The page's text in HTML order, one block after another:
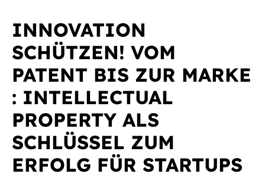
INNOVATION
SCHÜTZEN! VOM
PATENT BIS ZUR MARKE
: INTELLECTUAL
PROPERTY ALS
SCHLÜSSEL ZUM
ERFOLG FÜR STARTUPS